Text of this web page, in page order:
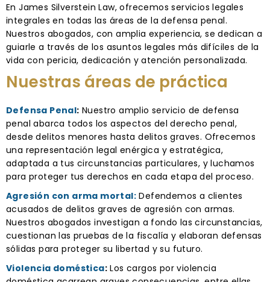
En James Silverstein Law, ofrecemos servicios legales
integrales en todas las áreas de la defensa penal.
Nuestros abogados, con amplia experiencia, se dedican a
guiarle a través de los asuntos legales más difíciles de la
vida con pericia, dedicación y atención personalizada.
Nuestras áreas de práctica
Defensa Penal: Nuestro amplio servicio de defensa
penal abarca todos los aspectos del derecho penal,
desde delitos menores hasta delitos graves. Ofrecemos
una representación legal enérgica y estratégica,
adaptada a tus circunstancias particulares, y luchamos
para proteger tus derechos en cada etapa del proceso.
Agresión con arma mortal: Defendemos a clientes
acusados de delitos graves de agresión con armas.
Nuestros abogados investigan a fondo las circunstancias,
cuestionan las pruebas de la fiscalía y elaboran defensas
sólidas para proteger su libertad y su futuro.
Violencia doméstica: Los cargos por violencia